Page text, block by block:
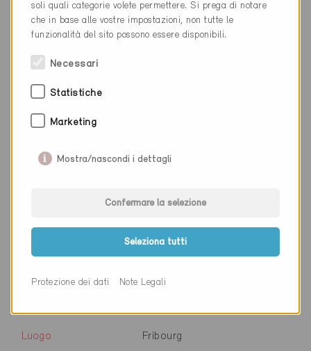
Luogo Fresens
Cantone Neuchâtel
Sito web
Ditta
Friburgo
Sito web www.tecnoservice.ch
Ditta Nissille Energieberatungen
Luogo Fribourg
soli quali categorie volete permettere. Si prega di notare
che in base alle vostre impostazioni, non tutte le
funzionalità del sito possono essere disponibili.
Necessari
Statistiche
Marketing
Mostra/nascondi i dettagli
Confermare la selezione
Seleziona tutti
Protezione dei dati Note Legali